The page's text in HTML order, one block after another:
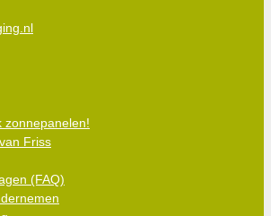
zonnepanelen!
Friss
(FAQ)